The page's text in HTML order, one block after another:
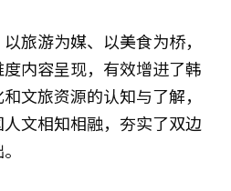
旅游为媒、以美食为桥，
内容呈现，有效增进了韩
文旅资源的认知与了解，
文相知相融，夯实了双边